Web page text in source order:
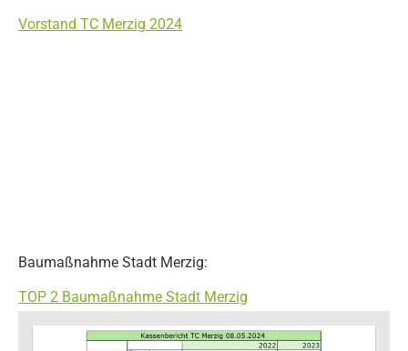
Vorstand TC Merzig 2024
Baumaßnahme Stadt Merzig:
TOP 2 Baumaßnahme Stadt Merzig